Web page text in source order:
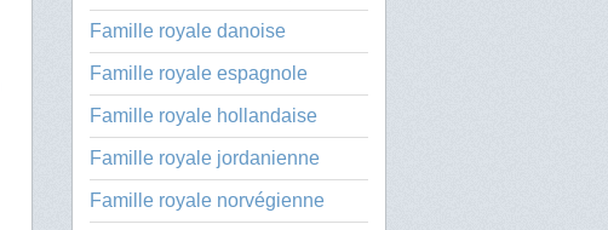
Famille royale danoise
Famille royale espagnole
Famille royale hollandaise
Famille royale jordanienne
Famille royale norvégienne